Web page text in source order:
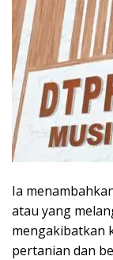
Ia
atau yang
mengakibatkan
pertanian dan